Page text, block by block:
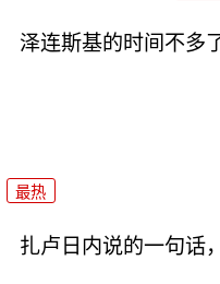
泽连斯基的时间不多
最热
扎卢日内说的一句话